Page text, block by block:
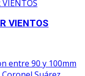
VIENTOS